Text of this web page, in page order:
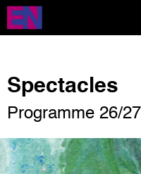
Aller
contenu
Spectacles
Programme 26/27